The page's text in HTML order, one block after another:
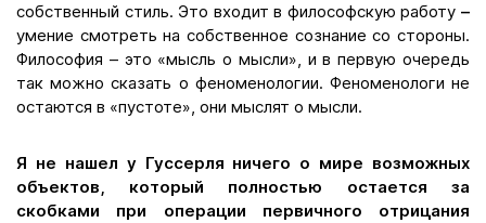
собственный стиль. Это входит в философскую работу –
умение смотреть на собственное сознание со стороны.
Философия – это «мысль о мысли», и в первую очередь
так можно сказать о феноменологии. Феноменологи не
остаются в «пустоте», они мыслят о мысли.
Я не нашел у Гуссерля ничего о мире возможных
объектов, который полностью остается за
скобками при операции первичного отрицания